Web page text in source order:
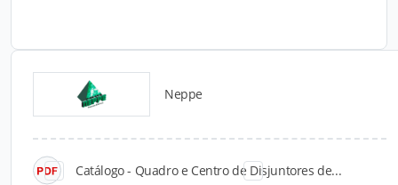
Neppe
Catálogo - Quadro e Centro de Disjuntores de...
Catálogos para Download